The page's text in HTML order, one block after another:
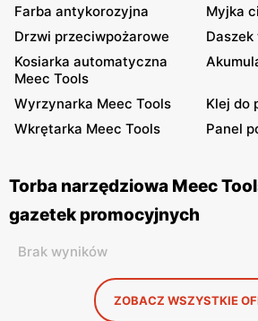
Farba antykorozyjna
Myjka
Drzwi przeciwpożarowe
Kosiarka automatyczna
Meec Tools
Wyrzynarka Meec Tools
Klej do
Wkrętarka Meec Tools
Panel
Torba narzędziowa Meec
gazetek promocyjnych
Brak wyników
ZOBACZ WSZYSTKIE